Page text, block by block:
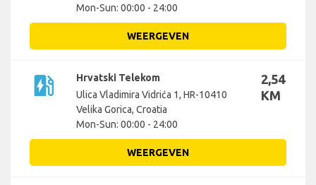
Mon-Sun: 00:00 - 24:00
WEERGEVEN
ev_station
Hrvatski Telekom
Ulica Vladimira Vidrića 1, HR-10410
Velika Gorica, Croatia
Mon-Sun: 00:00 - 24:00
2,54
KM
WEERGEVEN